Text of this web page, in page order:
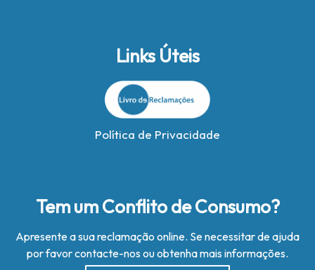
Links Úteis
Política de Privacidade
Tem um Conflito de Consumo?
Apresente a sua reclamação online. Se necessitar de ajuda
por favor contacte-nos ou obtenha mais informações.